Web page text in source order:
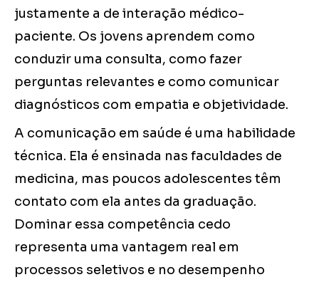
justamente a de interação médico-
paciente. Os jovens aprendem como
conduzir uma consulta, como fazer
perguntas relevantes e como comunicar
diagnósticos com empatia e objetividade.
A comunicação em saúde é uma habilidade
técnica. Ela é ensinada nas faculdades de
medicina, mas poucos adolescentes têm
contato com ela antes da graduação.
Dominar essa competência cedo
representa uma vantagem real em
processos seletivos e no desempenho